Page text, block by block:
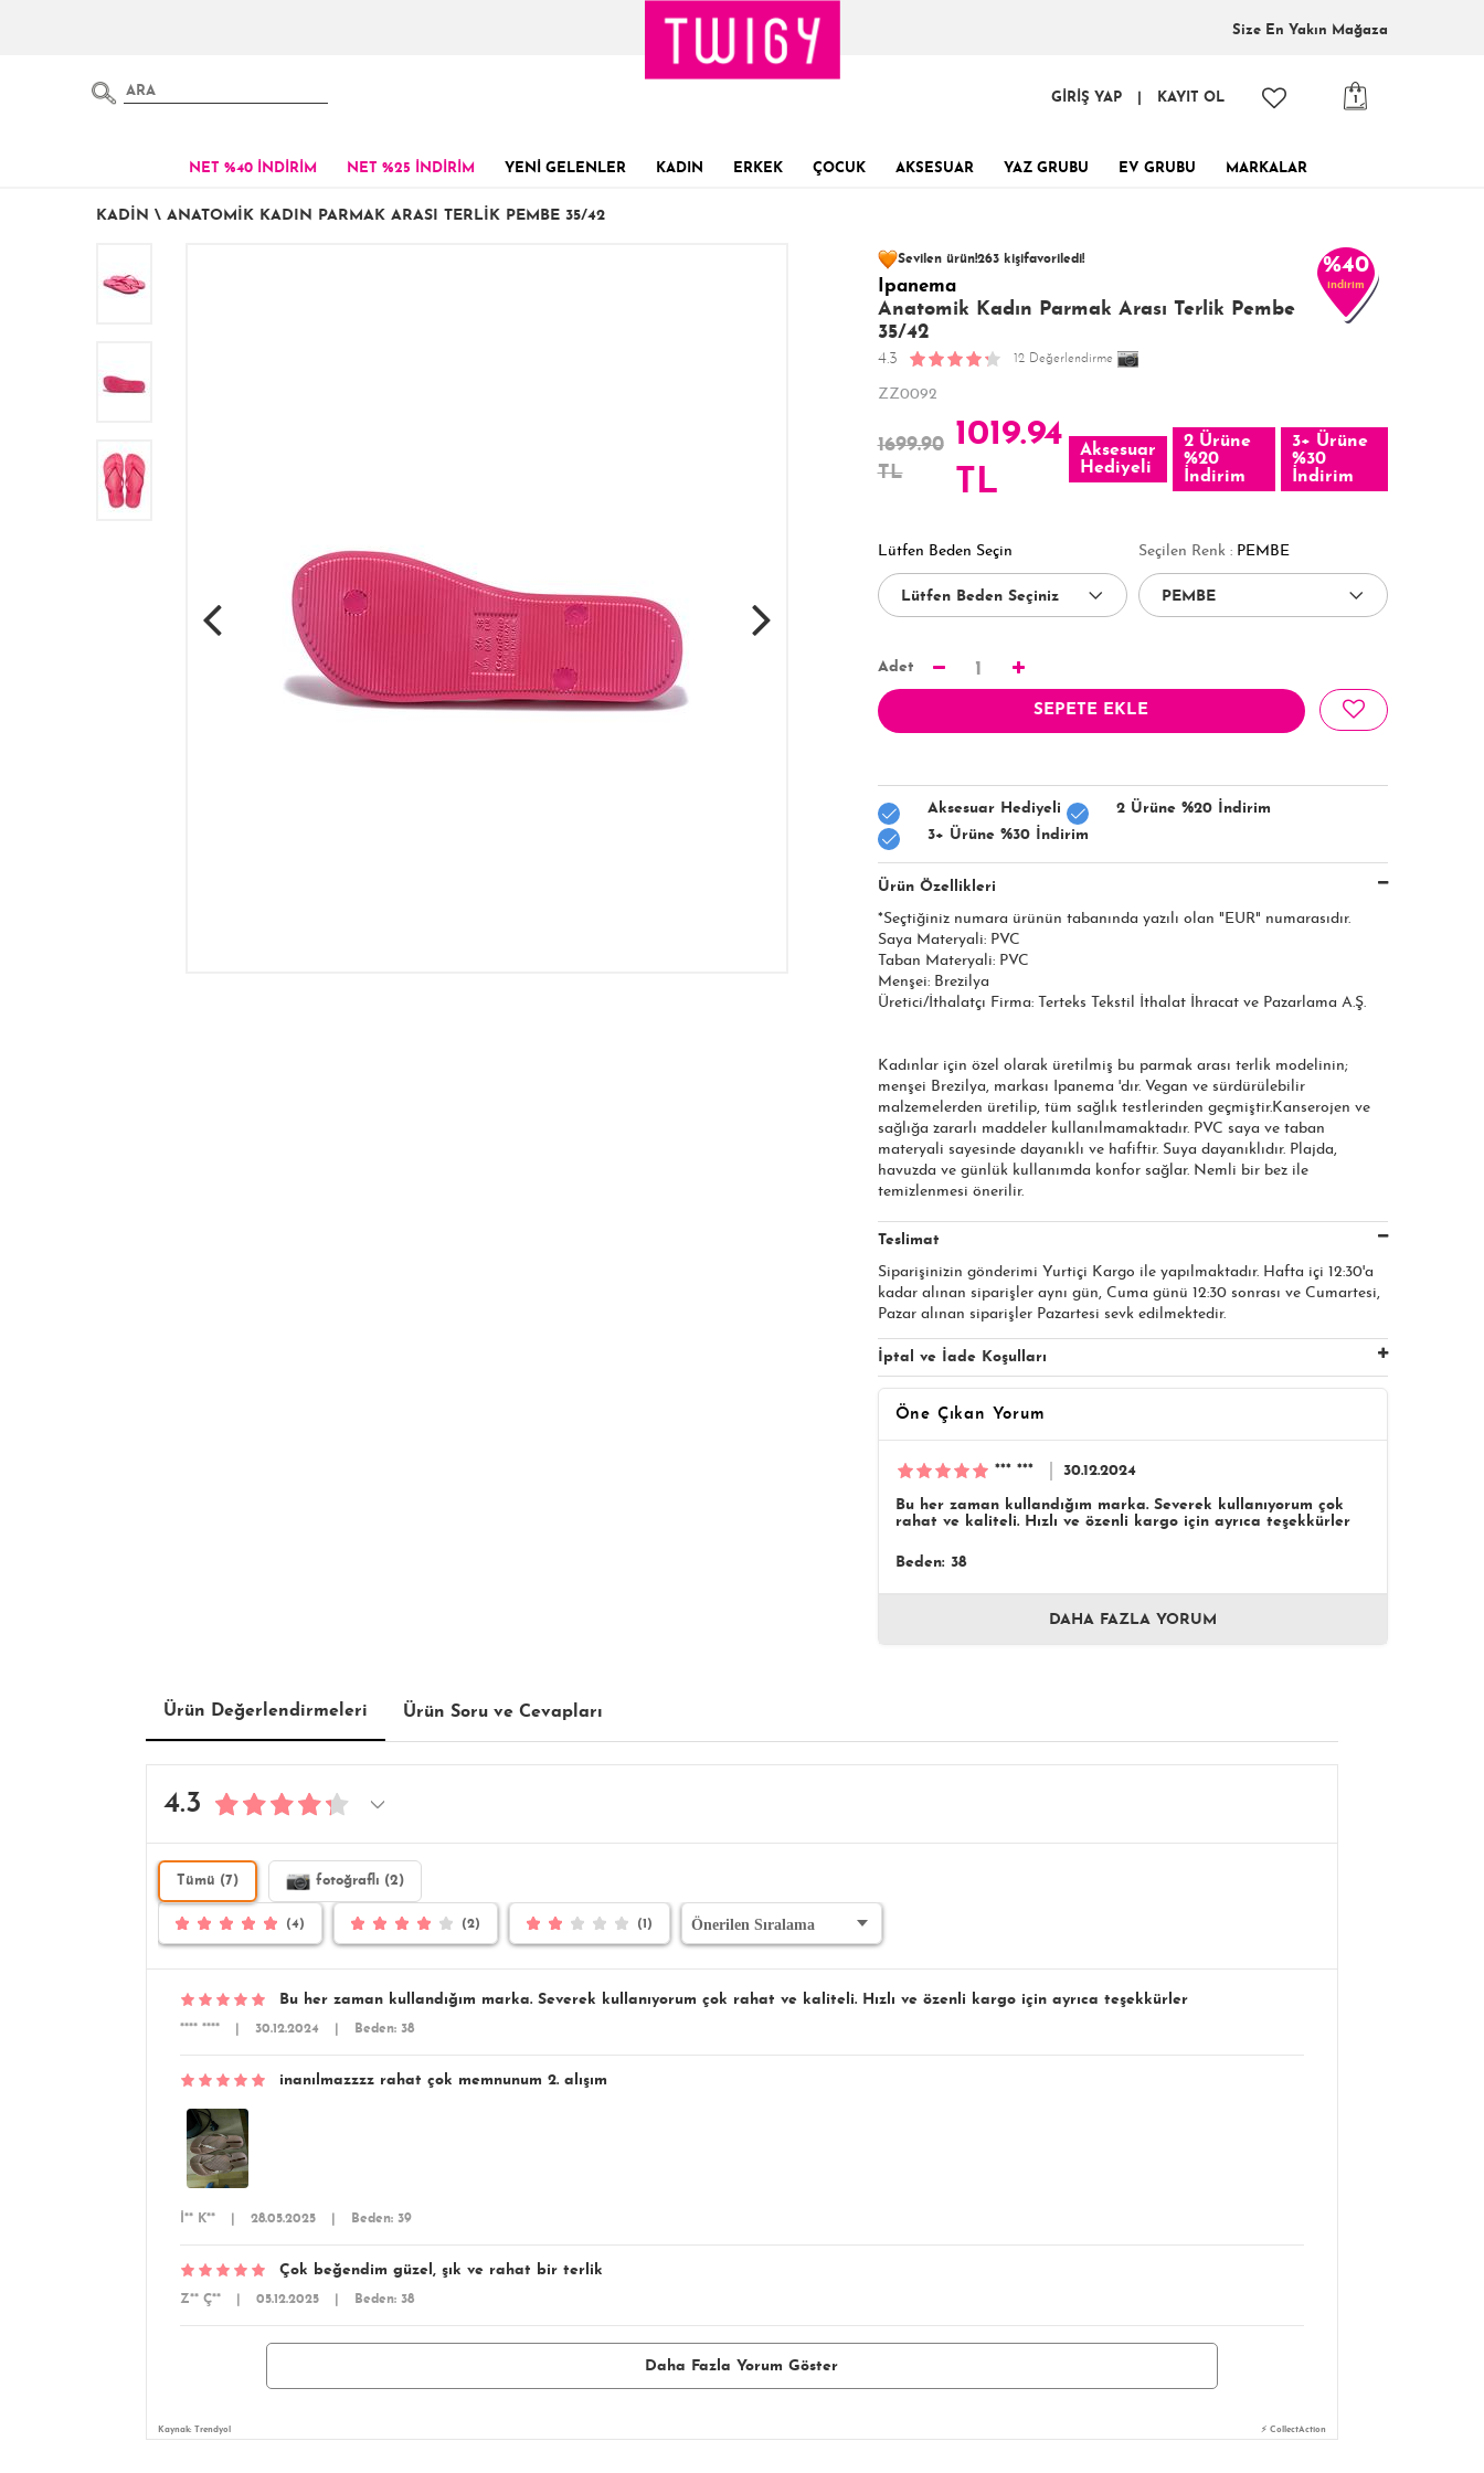
Size En Yakın Mağaza
1
GİRİŞ YAP KAYIT OL
NET %40 İNDİRİM NET %25 İNDİRİM YENİ GELENLER KADIN ERKEK ÇOCUK AKSESUAR YAZ GRUBU EV GRUBU MARKALAR
KADIN \ ANATOMIK KADIN PARMAK ARASI TERLIK PEMBE 35/42
Sevilen ürün!263 kişifavoriledi!
Son 1 Günde
Son 24 Saatte
Ipanema
Anatomik Kadın Parmak Arası Terlik Pembe
35/42
4.3 12 Değerlendirme
%40
indirim
ZZ0092
1699.90
TL
1019.94
TL
Aksesuar
Hediyeli
2 Ürüne
%20
İndirim
3+ Ürüne
%30
İndirim
Lütfen Beden Seçin Seçilen Renk : PEMBE
Adet 1
SEPETE EKLE
Aksesuar Hediyeli
2 Ürüne %20 İndirim
3+ Ürüne %30 İndirim
Ürün Özellikleri
*Seçtiğiniz numara ürünün tabanında yazılı olan "EUR" numarasıdır.
Saya Materyali: PVC
Taban Materyali: PVC
Menşei: Brezilya
Üretici/İthalatçı Firma: Terteks Tekstil İthalat İhracat ve Pazarlama A.Ş.
Kadınlar için özel olarak üretilmiş bu parmak arası terlik modelinin;
menşei Brezilya, markası Ipanema 'dır. Vegan ve sürdürülebilir
malzemelerden üretilip, tüm sağlık testlerinden geçmiştir.Kanserojen ve
sağlığa zararlı maddeler kullanılmamaktadır. PVC saya ve taban
materyali sayesinde dayanıklı ve hafiftir. Suya dayanıklıdır. Plajda,
havuzda ve günlük kullanımda konfor sağlar. Nemli bir bez ile
temizlenmesi önerilir.
Teslimat
Siparişinizin gönderimi Yurtiçi Kargo ile yapılmaktadır. Hafta içi 12:30'a
kadar alınan siparişler aynı gün, Cuma günü 12:30 sonrası ve Cumartesi,
Pazar alınan siparişler Pazartesi sevk edilmektedir.
İptal ve İade Koşulları
Öne Çıkan Yorum
*** *** 30.12.2024
Bu her zaman kullandığım marka. Severek kullanıyorum çok
rahat ve kaliteli. Hızlı ve özenli kargo için ayrıca teşekkürler
Beden: 38
DAHA FAZLA YORUM
Ürün Değerlendirmeleri Ürün Soru ve Cevapları
4.3
Tümü (7) fotoğraflı (2)
(4) (2) (1)
Bu her zaman kullandığım marka. Severek kullanıyorum çok rahat ve kaliteli. Hızlı ve özenli kargo için ayrıca teşekkürler
**** **** 30.12.2024 Beden: 38
inanılmazzzz rahat çok memnunum 2. alışım
İ** K** 28.05.2025 Beden: 39
Çok beğendim güzel, şık ve rahat bir terlik
Z** Ç** 05.12.2025 Beden: 38
Daha Fazla Yorum Göster
Kaynak: Trendyol ⚡ CollectAction